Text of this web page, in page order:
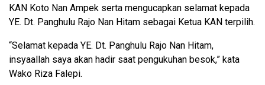
KAN Koto Nan Ampek serta mengucapkan selamat kepada
YE. Dt. Panghulu Rajo Nan Hitam sebagai Ketua KAN terpilih.
“Selamat kepada YE. Dt. Panghulu Rajo Nan Hitam,
insyaallah saya akan hadir saat pengukuhan besok,” kata
Wako Riza Falepi.